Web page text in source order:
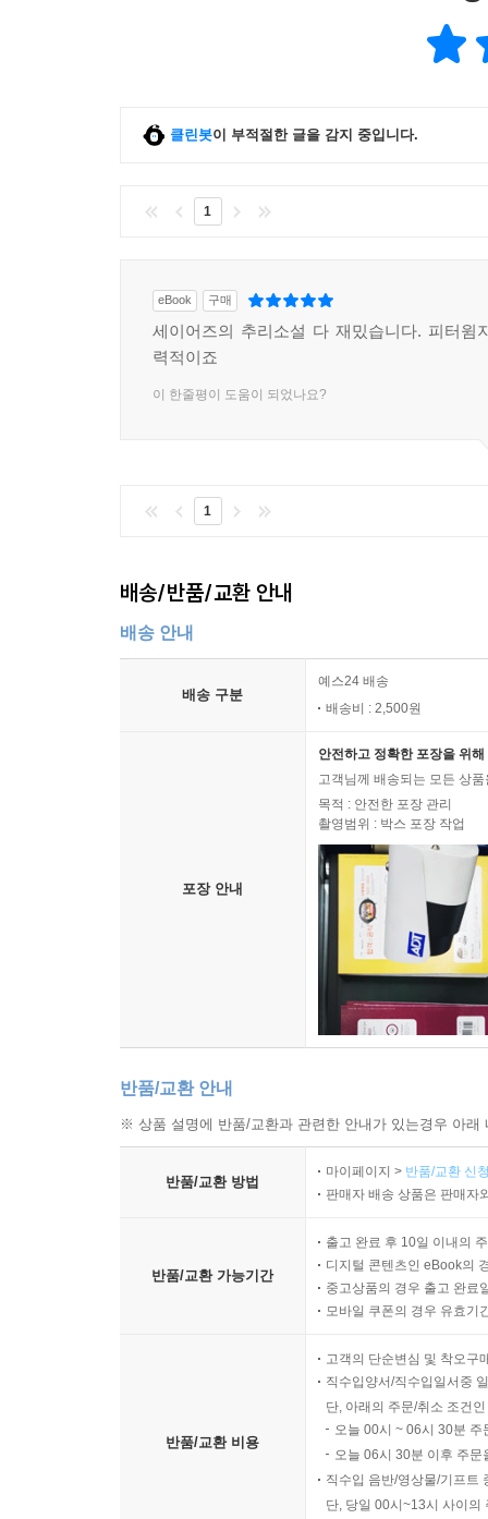
클린봇이 부적절한 글을 감지 중입니다.
1
eBook 구매
세이어즈의 추리소설 다 재밌습니다. 피터윔
력적이죠
이 한줄평이 도움이 되었나요?
1
배송/반품/교환 안내
배송 안내
배송 구분
예스24 배송
배송비 : 2,500원
포장 안내
안전하고 정확한 포장을 위
고객님께 배송되는 모든 상
목적 : 안전한 포장 관리
촬영범위 : 박스 포장 작업
반품/교환 안내
※ 상품 설명에 반품/교환과 관련한 안내가 있는경우 아
반품/교환 방법
마이페이지 > 반품/교환 신
판매자 배송 상품은 판매자
반품/교환 가능기간
출고 완료 후 10일 이내의
디지털 콘텐츠인 eBook의
중고상품의 경우 출고 완료
모바일 쿠폰의 경우 유효기
반품/교환 비용
고객의 단순변심 및 착오구
직수입양서/직수입일서중
단, 아래의 주문/취소 조건
오늘 00시 ~ 06시 30분
오늘 06시 30분 이후 주
직수입 음반/영상물/기프트
단, 당일 00시~13시 사이의